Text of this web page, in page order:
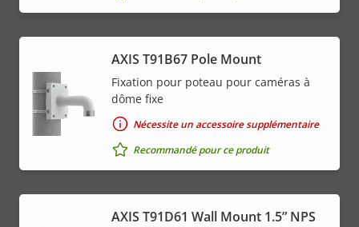
AXIS T91B67 Pole Mount
Fixation pour poteau pour caméras à
dôme fixe
Nécessite un accessoire supplémentaire
Recommandé pour ce produit
AXIS T91D61 Wall Mount 1.5” NPS